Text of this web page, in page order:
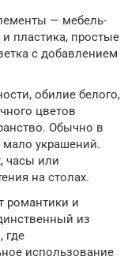
— мебель-
пластика, простые
с добавлением
обилие белого,
цветов
Обычно в
украшений.
часы или
на столах.
романтики и
из
где
использование